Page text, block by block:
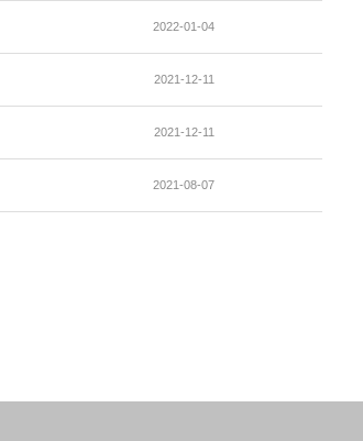
2022-01-04
2021-12-11
2021-12-11
2021-08-07